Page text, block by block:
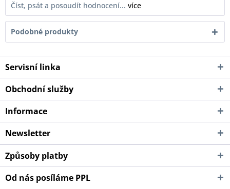
Číst, psát a posoudít hodnocení... více
Podobné produkty
Servisní linka
Obchodní služby
Informace
Newsletter
Způsoby platby
Od nás posíláme PPL